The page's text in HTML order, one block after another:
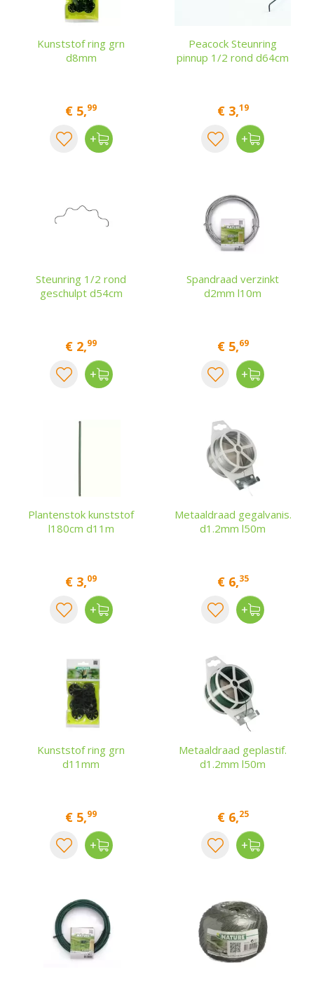
Kunststof ring grn
d8mm
€ 5,99
Peacock Steunring
pinnup 1/2 rond d64cm
€ 3,19
Steunring 1/2 rond
geschulpt d54cm
€ 2,99
Spandraad verzinkt
d2mm l10m
€ 5,69
Plantenstok kunststof
l180cm d11m
€ 3,09
Metaaldraad gegalvanis.
d1.2mm l50m
€ 6,35
Kunststof ring grn
d11mm
€ 5,99
Metaaldraad geplastif.
d1.2mm l50m
€ 6,25